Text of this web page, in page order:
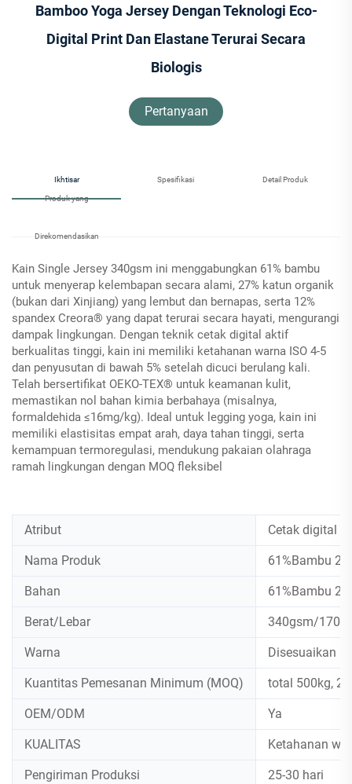
Bamboo Yoga Jersey Dengan Teknologi Eco-
Digital Print Dan Elastane Terurai Secara
Biologis
Pertanyaan
Ikhtisar Spesifikasi Detail Produk
Produk yang
Direkomendasikan
Kain Single Jersey 340gsm ini menggabungkan 61% bambu
untuk menyerap kelembapan secara alami, 27% katun organik
(bukan dari Xinjiang) yang lembut dan bernapas, serta 12%
spandex Creora® yang dapat terurai secara hayati, mengurangi
dampak lingkungan. Dengan teknik cetak digital aktif
berkualitas tinggi, kain ini memiliki ketahanan warna ISO 4-5
dan penyusutan di bawah 5% setelah dicuci berulang kali.
Telah bersertifikat OEKO-TEX® untuk keamanan kulit,
memastikan nol bahan kimia berbahaya (misalnya,
formaldehida ≤16mg/kg). Ideal untuk legging yoga, kain ini
memiliki elastisitas empat arah, daya tahan tinggi, serta
kemampuan termoregulasi, mendukung pakaian olahraga
ramah lingkungan dengan MOQ fleksibel
Atribut Cetak digital
Nama Produk 61%Bambu
Bahan 61%Bambu
Berat/Lebar 340gsm/
Warna Disesuaikan
Kuantitas Pemesanan Minimum (MOQ) total 500kg,
OEM/ODM Ya
KUALITAS Ketahanan
Pengiriman Produksi 25-30 hari